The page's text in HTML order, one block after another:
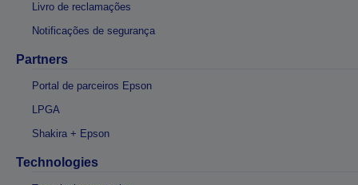
Livro de reclamações
Notificações de segurança
Partners
Portal de parceiros Epson
LPGA
Shakira + Epson
Technologies